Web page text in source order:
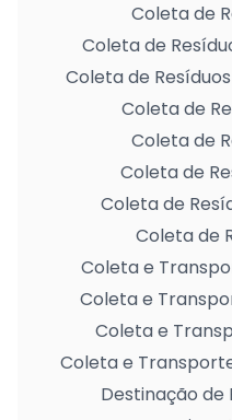
Coleta de
Coleta de
Coleta de
Coleta de
Coleta de
Coleta de
Coleta de
Coleta de
Coleta e
Coleta e
Coleta e
Coleta e
Destinação de